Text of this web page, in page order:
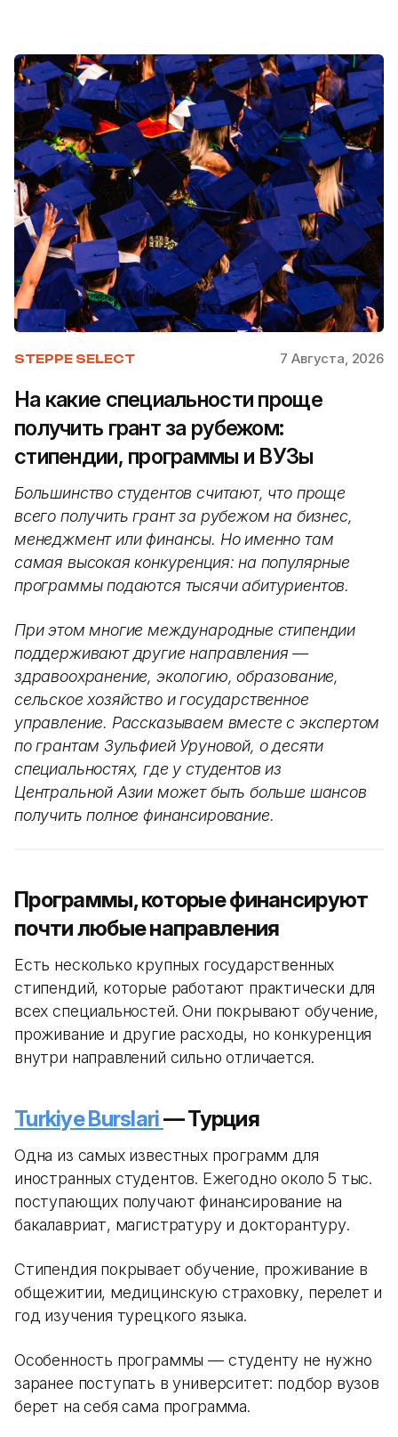
STEPPE SELECT 7 Августа, 2026
На какие специальности проще
получить грант за рубежом:
стипендии, программы и ВУЗы
Большинство студентов считают, что проще
всего получить грант за рубежом на бизнес,
менеджмент или финансы. Но именно там
самая высокая конкуренция: на популярные
программы подаются тысячи абитуриентов.
При этом многие международные стипендии
поддерживают другие направления —
здравоохранение, экологию, образование,
сельское хозяйство и государственное
управление. Рассказываем вместе с экспертом
по грантам Зульфией Уруновой, о десяти
специальностях, где у студентов из
Центральной Азии может быть больше шансов
получить полное финансирование.
Программы, которые финансируют
почти любые направления
Есть несколько крупных государственных
стипендий, которые работают практически для
всех специальностей. Они покрывают обучение,
проживание и другие расходы, но конкуренция
внутри направлений сильно отличается.
Turkiye Burslari— Турция
Одна из самых известных программ для
иностранных студентов. Ежегодно около 5 тыс.
поступающих получают финансирование на
бакалавриат, магистратуру и докторантуру.
Стипендия покрывает обучение, проживание в
общежитии, медицинскую страховку, перелет и
год изучения турецкого языка.
Особенность программы — студенту не нужно
заранее поступать в университет: подбор вузов
берет на себя сама программа.